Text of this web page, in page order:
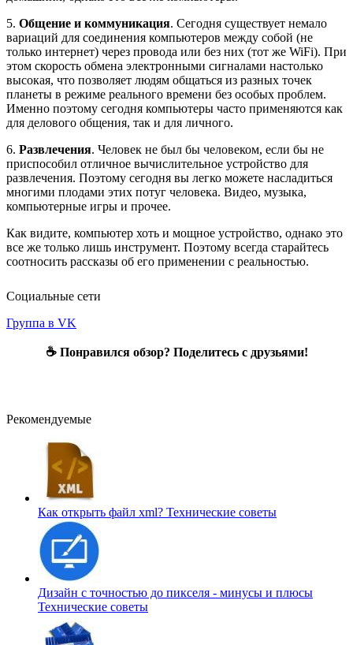
5. Общение и коммуникация. Сегодня существует немало
вариаций для соединения компьютеров между собой (не
только интернет) через провода или без них (тот же WiFi). При
этом скорость обмена электронными сигналами настолько
высокая, что позволяет людям общаться из разных точек
планеты в режиме реального времени без особых проблем.
Именно поэтому сегодня компьютеры часто применяются как
для делового общения, так и для личного.
6. Развлечения. Человек не был бы человеком, если бы не
приспособил отличное вычислительное устройство для
развлечения. Поэтому сегодня вы легко можете насладиться
многими плодами этих потуг человека. Видео, музыка,
компьютерные игры и прочее.
Как видите, компьютер хоть и мощное устройство, однако это
все же только лишь инструмент. Поэтому всегда старайтесь
соотносить рассказы об его применении с реальностью.
Социальные сети
Группа в VK
☕ Понравился обзор? Поделитесь с друзьями!
Рекомендуемые
Как открыть файл xml? Технические советы
Дизайн с точностью до пикселя - минусы и плюсы
Технические советы